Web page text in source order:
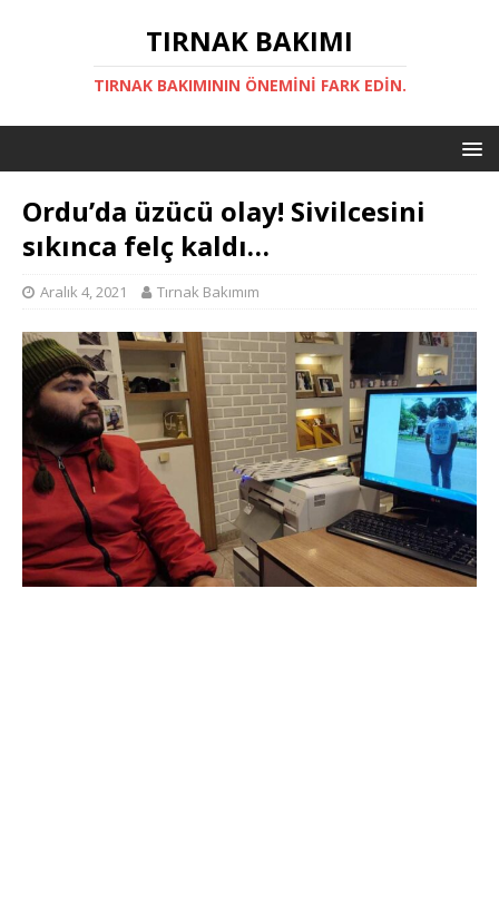
TIRNAK BAKIMI
TIRNAK BAKIMININ ÖNEMINI FARK EDIN.
Ordu’da üzücü olay! Sivilcesini
sıkınca felç kaldı…
Aralık 4, 2021 Tırnak Bakımım